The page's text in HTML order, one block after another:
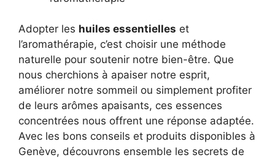
Adopter les huiles essentielles et
l’aromathérapie, c’est choisir une méthode
naturelle pour soutenir notre bien-être. Que
nous cherchions à apaiser notre esprit,
améliorer notre sommeil ou simplement profiter
de leurs arômes apaisants, ces essences
concentrées nous offrent une réponse adaptée.
Avec les bons conseils et produits disponibles à
Genève, découvrons ensemble les secrets de